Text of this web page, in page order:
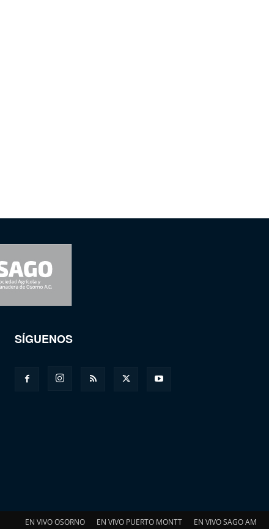
SÍGUENOS
EN VIVO OSORNO EN VIVO PUERTO MONTT EN VIVO SAGO AM